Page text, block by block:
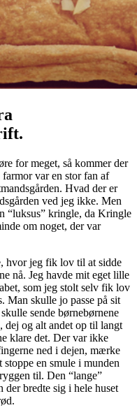
for meget, så kommer der
var en stor fan af
Hvad der er
ved jeg ikke. Men
“luksus” kringle, da Kringle
om noget, der var
hvor jeg fik lov til at sidde
nå. Jeg havde mit eget lille
som jeg stolt selv fik lov
Man skulle jo passe på sit
sende børnebørnene
dej og alt andet op til langt
klare det. Der var ikke
ned i dejen, mærke
en smule i munden
til. Den “lange”
der bredte sig i hele huset